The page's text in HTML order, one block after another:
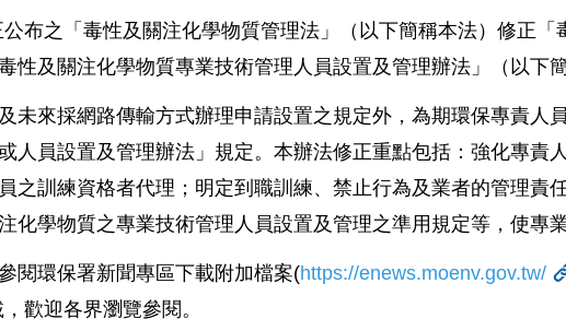
公布之「毒性及關注化學物質管理法」（以下簡稱本法）修正
性及關注化學物質專業技術管理人員設置及管理辦法」（以下簡
未來採網路傳輸方式辦理申請設置之規定外，為期環保專責人
人員設置及管理辦法」規定。本辦法修正重點包括：強化專責
之訓練資格者代理；明定到職訓練、禁止行為及業者的管理責
化學物質之專業技術管理人員設置及管理之準用規定等，使專
閱環保署新聞專區下載附加檔案(https://enews.moenv.gov.tw/
歡迎各界瀏覽參閱。